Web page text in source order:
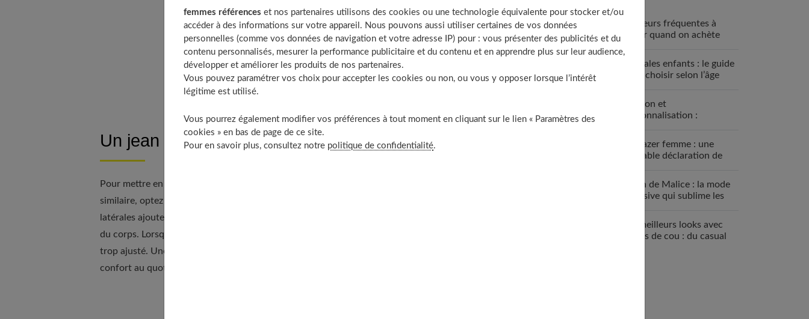
Associer le jean cargo à des pièces féminines
Les volumes et les matières
Les couleurs et les imprimés tendance
À découvrir aussi
Un jean cargo adapté à sa morphologie
Pour mettre en valeur une morphologie en H, caractérisée par des épaules et des hanches de largeur
similaire, optez pour un
latérales ajouteront subtilement du volume au niveau des hanches, créant ainsi un équilibre avec le haut
du corps. Lorsque vous choisissez votre jean cargo, sélectionnez un modèle qui ne soit ni trop ample ni
trop ajusté. Une coupe droite et fluide sera idéale pour flatter votre silhouette tout en vous assurant un
confort au quotidien.
5 erreurs fréquentes à
éviter quand on achète
enfants
Sandales enfants : le guide
pour choisir selon l’âge
Fashion et
personnalisation :
Le blazer femme : une
véritable déclaration de
Grain de Malice : la mode
inclusive qui sublime les
Les meilleurs looks avec
un ras de cou : du casual
femmes références et nos partenaires utilisons des cookies ou une technologie équivalente pour stocker et/ou
accéder à des informations sur votre appareil. Nous pouvons aussi utiliser certaines de vos données
personnelles (comme vos données de navigation et votre adresse IP) pour : vous présenter des publicités et du
contenu personnalisés, mesurer la performance publicitaire et du contenu et en apprendre plus sur leur audience,
développer et améliorer les produits de nos partenaires.
Vous pouvez paramétrer vos choix pour accepter les cookies ou non, ou vous y opposer lorsque l’intérêt
légitime est utilisé.
Vous pourrez également modifier vos préférences à tout moment en cliquant sur le lien « Paramètres des
cookies » en bas de page de ce site.
Pour en savoir plus, consultez notre politique de confidentialité.